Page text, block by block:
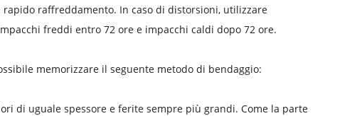
raffreddamento. In caso di distorsioni, utilizzare
freddi entro 72 ore e impacchi caldi dopo 72 ore.
memorizzare il seguente metodo di bendaggio:
di uguale spessore e ferite sempre più grandi. Come la parte